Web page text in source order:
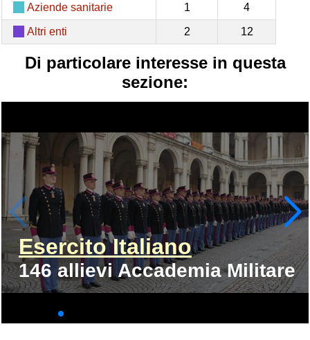
Aziende sanitarie 1 4
Altri enti 2 12
Di particolare interesse in questa
sezione:
Esercito Italiano
146 allievi Accademia Militare